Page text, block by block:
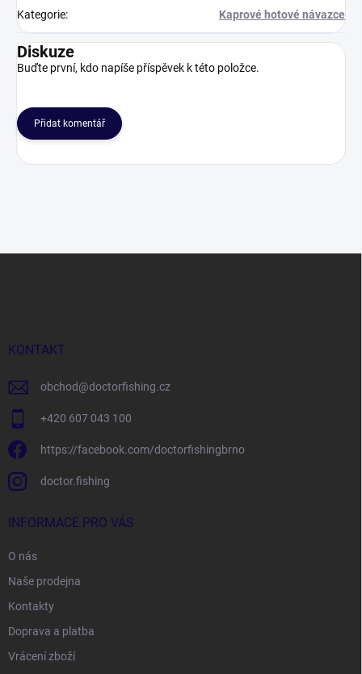
Kategorie: Kaprové hotové návazce
Diskuze
Buďte první, kdo napíše příspěvek k této položce.
Přidat komentář
KONTAKT
obchod@doctorfishing.cz
+420 607 043 100
https://facebook.com/doctorfishingbrno
doctor.fishing
INFORMACE PRO VÁS
O nás
Naše prodejna
Kontakty
Doprava a platba
Vrácení zboží